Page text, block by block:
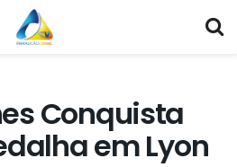
Conquista
em Lyon